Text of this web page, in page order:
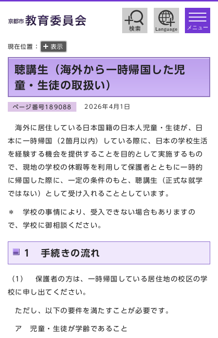
toggle
メニュー
現在位置： 表示
聴講生（海外から一時帰国した児
童・生徒の取扱い）
ページ番号189088 2026年4月1日
海外に居住している日本国籍の日本人児童・生徒が、日
本に一時帰国（2箇月以内）している際に、日本の学校生活
を経験する機会を提供することを目的として実施するもの
で、現地の学校の休暇等を利用して保護者とともに一時的
に帰国した際に、一定の条件のもと、聴講生（正式な就学
ではない）として受け入れることとしています。
＊ 学校の事情により、受入できない場合もありますの
で、学校に御相談ください。
1 手続きの流れ
（1） 保護者の方は、一時帰国している居住地の校区の学
校に申し出てください。
ただし、以下の要件を満たすことが必要です。
ア 児童・生徒が学齢であること